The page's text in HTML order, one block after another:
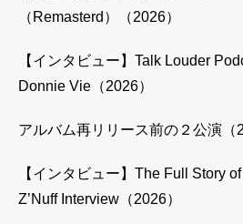
（Remasterd）（2026）
【インタビュー】Talk Louder
Donnie Vie（2026）
アルバム再リリース前の２公演（
【インタビュー】The Full Story
Z’Nuff Interview（2026）